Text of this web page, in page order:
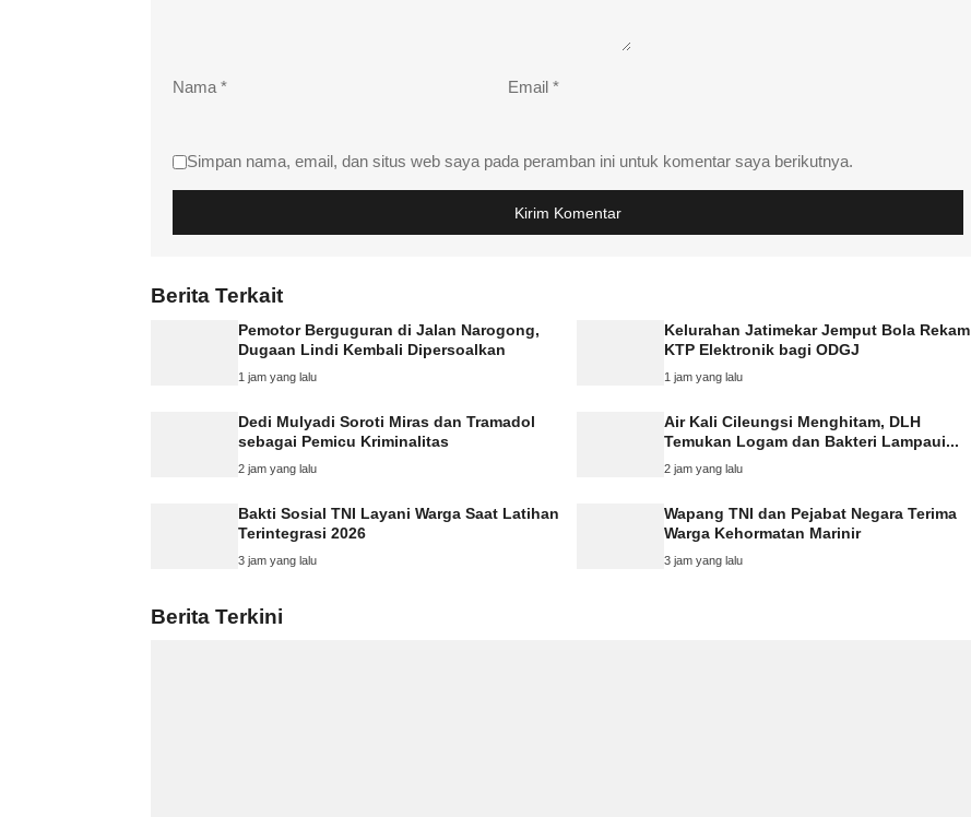
Nama * Email *
Simpan nama, email, dan situs web saya pada peramban ini untuk komentar saya berikutnya.
Berita Terkait
Pemotor Berguguran di Jalan Narogong,
Dugaan Lindi Kembali Dipersoalkan
1 jam yang lalu
Kelurahan Jatimekar Jemput Bola Rekam
KTP Elektronik bagi ODGJ
1 jam yang lalu
Dedi Mulyadi Soroti Miras dan Tramadol
sebagai Pemicu Kriminalitas
2 jam yang lalu
Air Kali Cileungsi Menghitam, DLH
Temukan Logam dan Bakteri Lampaui...
2 jam yang lalu
Bakti Sosial TNI Layani Warga Saat Latihan
Terintegrasi 2026
3 jam yang lalu
Wapang TNI dan Pejabat Negara Terima
Warga Kehormatan Marinir
3 jam yang lalu
Berita Terkini